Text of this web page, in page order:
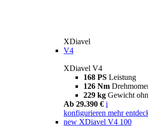
XDiavel
V4
XDiavel V4
168 PS Leistung
126 Nm
229 kg Gewicht
Ab 29.390 € i
konfigurieren mehr
new XDiavel V4 100